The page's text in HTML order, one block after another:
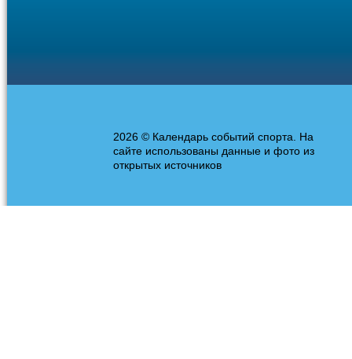
2026 © Календарь событий спорта. На
сайте использованы данные и фото из
открытых источников